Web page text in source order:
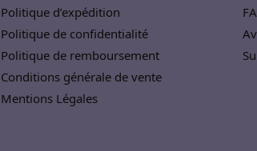
Politique d’expédition
Politique de confidentialité
Politique de remboursement
Conditions générale de vente
Mentions Légales